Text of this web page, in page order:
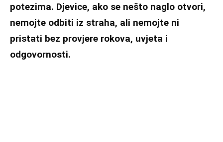
potezima. Djevice, ako se nešto naglo otvori,
nemojte odbiti iz straha, ali nemojte ni
pristati bez provjere rokova, uvjeta i
odgovornosti.